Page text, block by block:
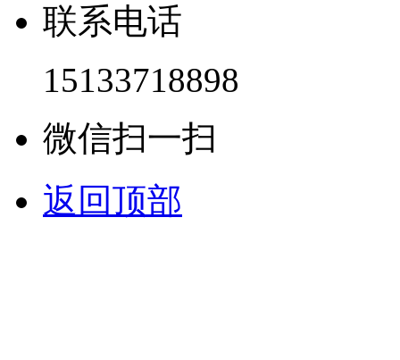
联系电话
15133718898
微信扫一扫
返回顶部